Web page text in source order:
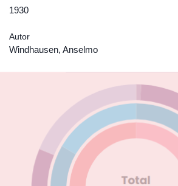
1930
Autor
Windhausen, Anselmo